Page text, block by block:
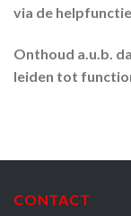
via de
Onthoud a.u.b.
leiden tot
CONTACT